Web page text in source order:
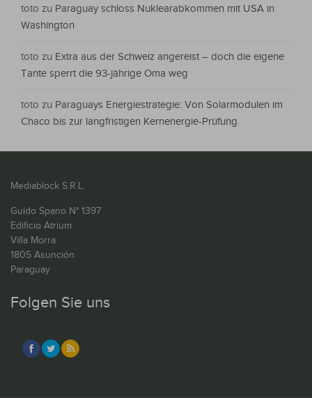
toto zu Paraguay schloss Nuklearabkommen mit USA in
Washington
toto zu Extra aus der Schweiz angereist – doch die eigene
Tante sperrt die 93-jährige Oma weg
toto zu Paraguays Energiestrategie: Von Solarmodulen im
Chaco bis zur langfristigen Kernenergie-Prüfung
Mediablock S.R.L.
Guido Spano N° 1397
Edificio Atrium
Villa Morra
1805 Asunción
Paraguay
Folgen Sie uns